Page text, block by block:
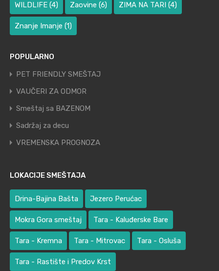
WILDLIFE (4) Zaovine (6) ZIMA NA TARI (4)
Znanje Imanje (1)
POPULARNO
PET FRIENDLY SMEŠTAJ
VAUČERI ZA ODMOR
Smeštaj sa BAZENOM
Sadržaj za decu
VREMENSKA PROGNOZA
LOKACIJE SMEŠTAJA
Drina-Bajina Bašta Jezero Perućac
Mokra Gora smeštaj Tara - Kaluđerske Bare
Tara - Kremna Tara - Mitrovac Tara - Osluša
Tara - Rastište i Predov Krst